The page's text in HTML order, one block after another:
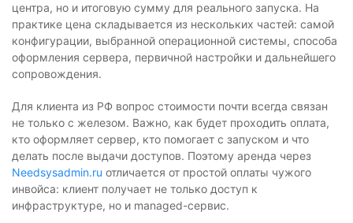
центра, но и итоговую сумму для реального запуска. На
практике цена складывается из нескольких частей: самой
конфигурации, выбранной операционной системы, способа
оформления сервера, первичной настройки и дальнейшего
сопровождения.
Для клиента из РФ вопрос стоимости почти всегда связан
не только с железом. Важно, как будет проходить оплата,
кто оформляет сервер, кто помогает с запуском и что
делать после выдачи доступов. Поэтому аренда через
Needsysadmin.ru отличается от простой оплаты чужого
инвойса: клиент получает не только доступ к
инфраструктуре, но и managed-сервис.